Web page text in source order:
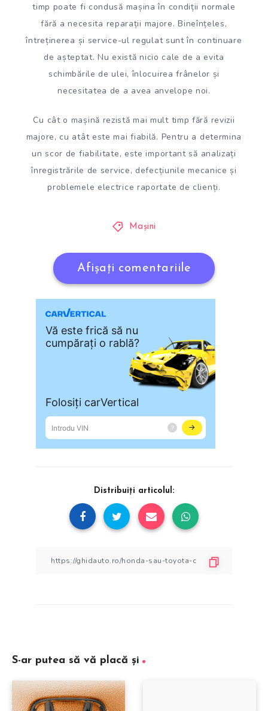
timp poate fi condusă mașina în condiții normale
fără a necesita reparații majore. Bineînțeles,
întreținerea și service-ul regulat sunt în continuare
de așteptat. Nu există nicio cale de a evita
schimbările de ulei, înlocuirea frânelor și
necesitatea de a avea anvelope noi.
Cu cât o mașină rezistă mai mult timp fără revizii
majore, cu atât este mai fiabilă. Pentru a determina
un scor de fiabilitate, este important să analizați
înregistrările de service, defecțiunile mecanice și
problemele electrice raportate de clienți.
Mașini
Afișați comentariile
Distribuiți articolul:
S-ar putea să vă placă și